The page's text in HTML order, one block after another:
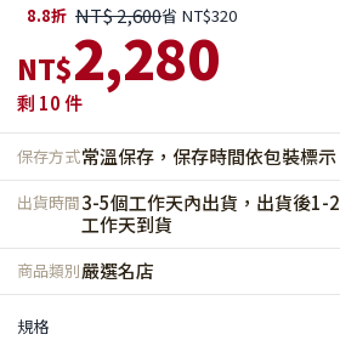
8.8折 NT$ 2,600省 NT$320
NT$2,280
剩 10件
保存方式常溫保存，保存時間依包裝標示
出貨時間3-5個工作天內出貨，出貨後1-2
工作天到貨
商品類別嚴選名店
規格